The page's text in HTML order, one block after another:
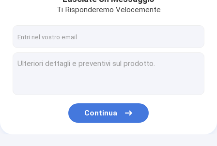
Sacchetti di carta personalizzati
Sacchi di carta della maniglia
manica della tazza di caffè
Ti Risponderemo Velocemente
Continua